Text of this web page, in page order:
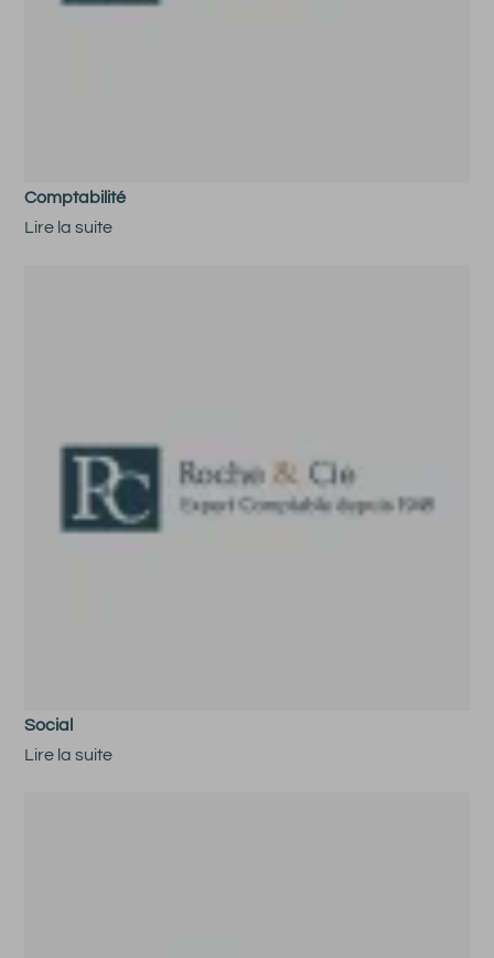
Comptabilité
Lire la suite
Social
Lire la suite